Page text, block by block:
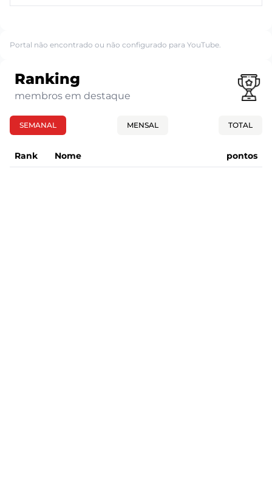
Portal não encontrado ou não configurado para YouTube.
Ranking
membros em destaque
SEMANAL MENSAL TOTAL
Rank Nome pontos